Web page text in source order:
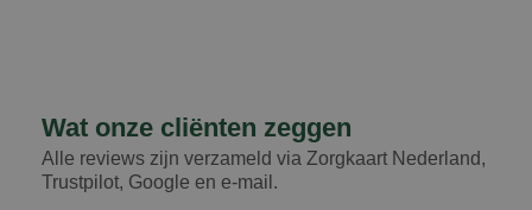
Wat onze cliënten zeggen​
Alle reviews zijn verzameld via Zorgkaart Nederland,
Trustpilot, Google en e-mail.